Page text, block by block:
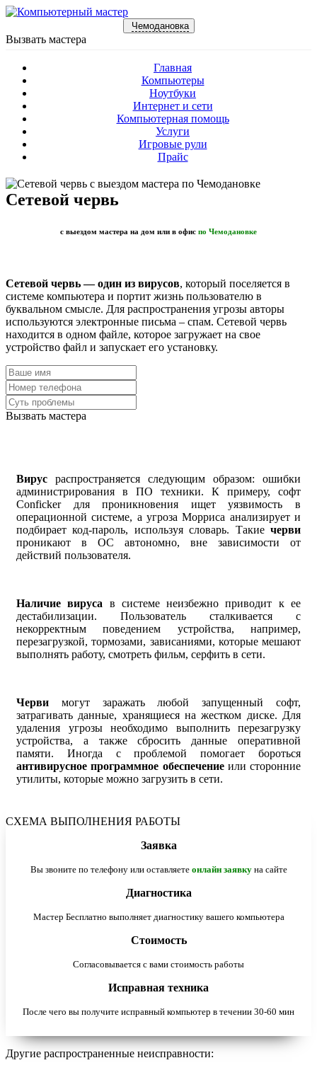
Чемодановка
Вызвать мастера
Главная
Компьютеры
Ноутбуки
Интернет и сети
Компьютерная помощь
Услуги
Игровые рули
Прайс
Сетевой червь
с выездом мастера на дом или в офис по Чемодановке
Сетевой червь — один из вирусов, который поселяется в
системе компьютера и портит жизнь пользователю в
буквальном смысле. Для распространения угрозы авторы
используются электронные письма – спам. Сетевой червь
находится в одном файле, которое загружает на свое
устройство файл и запускает его установку.
Вызвать мастера
Вирус распространяется следующим образом: ошибки
администрирования в ПО техники. К примеру, софт
Conficker для проникновения ищет уязвимость в
операционной системе, а угроза Морриса анализирует и
подбирает код-пароль, используя словарь. Такие черви
проникают в ОС автономно, вне зависимости от
действий пользователя.
Наличие вируса в системе неизбежно приводит к ее
дестабилизации. Пользователь сталкивается с
некорректным поведением устройства, например,
перезагрузкой, тормозами, зависаниями, которые мешают
выполнять работу, смотреть фильм, серфить в сети.
Черви могут заражать любой запущенный софт,
затрагивать данные, хранящиеся на жестком диске. Для
удаления угрозы необходимо выполнить перезагрузку
устройства, а также сбросить данные оперативной
памяти. Иногда с проблемой помогает бороться
антивирусное программное обеспечениеили сторонние
утилиты, которые можно загрузить в сети.
СХЕМА ВЫПОЛНЕНИЯ РАБОТЫ
Заявка
Вы звоните по телефону или оставляете онлайн заявкуна сайте
Диагностика
Мастер Бесплатно выполняет диагностику вашего компьютера
Стоимость
Согласовывается с вами стоимость работы
Исправная техника
После чего вы получите исправный компьютер в течении 30-60 мин
Другие распространенные неисправности: